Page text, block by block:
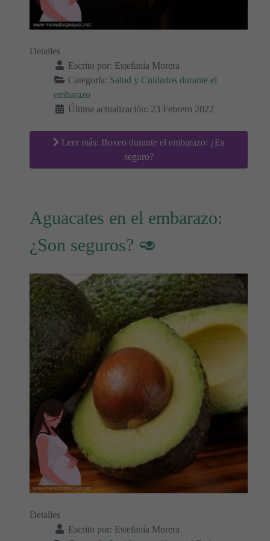
Detalles
Escrito por: Estefanía Morera
Categoría: Salud y Cuidados durante el
embarazo
Última actualización: 23 Febrero 2022
Leer más: Boxeo durante el embarazo: ¿Es
seguro?
Aguacates en el embarazo:
¿Son seguros? 🥑
Detalles
Escrito por: Estefanía Morera